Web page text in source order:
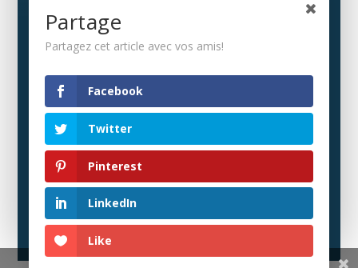
Partage
Partagez cet article avec vos amis!
Facebook
Twitter
Pinterest
LinkedIn
Like